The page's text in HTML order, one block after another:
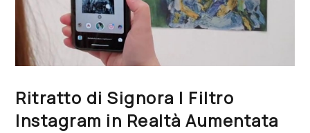
Ritratto di Signora | Filtro
Instagram in Realtà Aumentata